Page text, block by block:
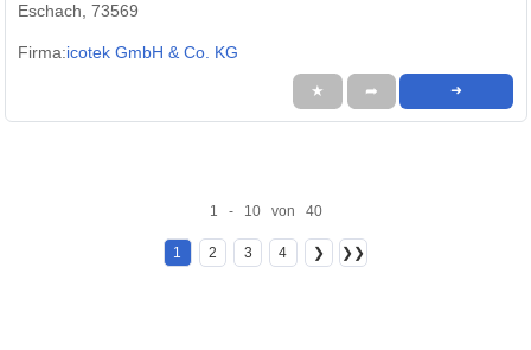
Eschach, 73569
Firma:icotek GmbH & Co. KG
★ ➦ ➜
1 - 10 von 40
1 2 3 4 ❯ ❯❯